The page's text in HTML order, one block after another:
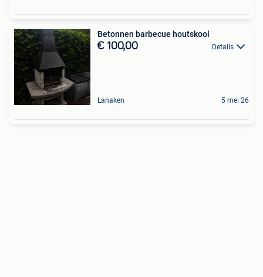
Betonnen barbecue houtskool
€ 100,00 Details
Lanaken 5 mei 26